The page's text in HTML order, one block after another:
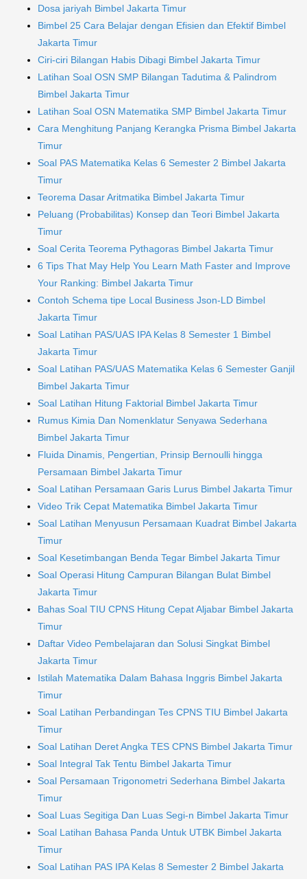
Dosa jariyah Bimbel Jakarta Timur
Bimbel 25 Cara Belajar dengan Efisien dan Efektif Bimbel
Jakarta Timur
Ciri-ciri Bilangan Habis Dibagi Bimbel Jakarta Timur
Latihan Soal OSN SMP Bilangan Tadutima & Palindrom
Bimbel Jakarta Timur
Latihan Soal OSN Matematika SMP Bimbel Jakarta Timur
Cara Menghitung Panjang Kerangka Prisma Bimbel Jakarta
Timur
Soal PAS Matematika Kelas 6 Semester 2 Bimbel Jakarta
Timur
Teorema Dasar Aritmatika Bimbel Jakarta Timur
Peluang (Probabilitas) Konsep dan Teori Bimbel Jakarta
Timur
Soal Cerita Teorema Pythagoras Bimbel Jakarta Timur
6 Tips That May Help You Learn Math Faster and Improve
Your Ranking: Bimbel Jakarta Timur
Contoh Schema tipe Local Business Json-LD Bimbel
Jakarta Timur
Soal Latihan PAS/UAS IPA Kelas 8 Semester 1 Bimbel
Jakarta Timur
Soal Latihan PAS/UAS Matematika Kelas 6 Semester Ganjil
Bimbel Jakarta Timur
Soal Latihan Hitung Faktorial Bimbel Jakarta Timur
Rumus Kimia Dan Nomenklatur Senyawa Sederhana
Bimbel Jakarta Timur
Fluida Dinamis, Pengertian, Prinsip Bernoulli hingga
Persamaan Bimbel Jakarta Timur
Soal Latihan Persamaan Garis Lurus Bimbel Jakarta Timur
Video Trik Cepat Matematika Bimbel Jakarta Timur
Soal Latihan Menyusun Persamaan Kuadrat Bimbel Jakarta
Timur
Soal Kesetimbangan Benda Tegar Bimbel Jakarta Timur
Soal Operasi Hitung Campuran Bilangan Bulat Bimbel
Jakarta Timur
Bahas Soal TIU CPNS Hitung Cepat Aljabar Bimbel Jakarta
Timur
Daftar Video Pembelajaran dan Solusi Singkat Bimbel
Jakarta Timur
Istilah Matematika Dalam Bahasa Inggris Bimbel Jakarta
Timur
Soal Latihan Perbandingan Tes CPNS TIU Bimbel Jakarta
Timur
Soal Latihan Deret Angka TES CPNS Bimbel Jakarta Timur
Soal Integral Tak Tentu Bimbel Jakarta Timur
Soal Persamaan Trigonometri Sederhana Bimbel Jakarta
Timur
Soal Luas Segitiga Dan Luas Segi-n Bimbel Jakarta Timur
Soal Latihan Bahasa Panda Untuk UTBK Bimbel Jakarta
Timur
Soal Latihan PAS IPA Kelas 8 Semester 2 Bimbel Jakarta